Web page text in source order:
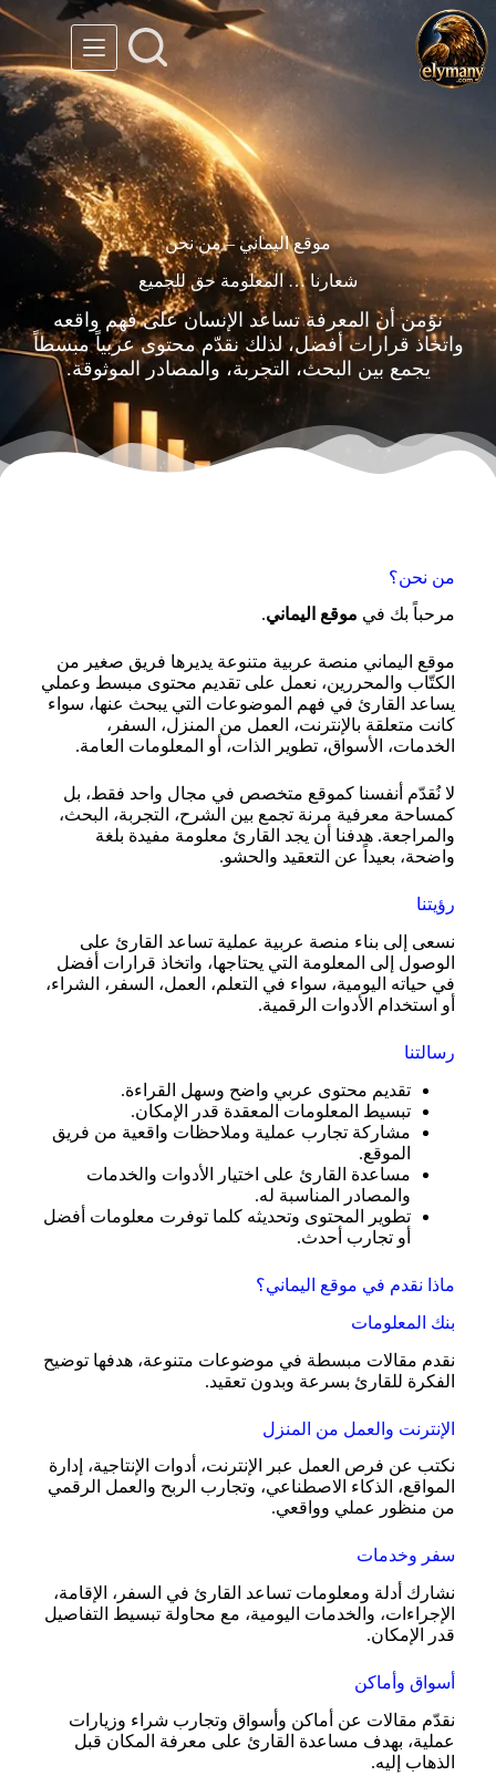
موقع اليماني – من نحن
شعارنا … المعلومة حق للجميع
نؤمن أن المعرفة تساعد الإنسان على فهم واقعه
واتخاذ قرارات أفضل، لذلك نقدّم محتوى عربياً مبسطاً
يجمع بين البحث، التجربة، والمصادر الموثوقة.
من نحن؟
مرحباً بك في موقع اليماني.
موقع اليماني منصة عربية متنوعة يديرها فريق صغير من
الكتّاب والمحررين، نعمل على تقديم محتوى مبسط وعملي
يساعد القارئ في فهم الموضوعات التي يبحث عنها، سواء
كانت متعلقة بالإنترنت، العمل من المنزل، السفر،
الخدمات، الأسواق، تطوير الذات، أو المعلومات العامة.
لا نُقدّم أنفسنا كموقع متخصص في مجال واحد فقط، بل
كمساحة معرفية مرنة تجمع بين الشرح، التجربة، البحث،
والمراجعة. هدفنا أن يجد القارئ معلومة مفيدة بلغة
واضحة، بعيداً عن التعقيد والحشو.
رؤيتنا
نسعى إلى بناء منصة عربية عملية تساعد القارئ على
الوصول إلى المعلومة التي يحتاجها، واتخاذ قرارات أفضل
في حياته اليومية، سواء في التعلم، العمل، السفر، الشراء،
أو استخدام الأدوات الرقمية.
رسالتنا
تقديم محتوى عربي واضح وسهل القراءة.
تبسيط المعلومات المعقدة قدر الإمكان.
مشاركة تجارب عملية وملاحظات واقعية من فريق
الموقع.
مساعدة القارئ على اختيار الأدوات والخدمات
والمصادر المناسبة له.
تطوير المحتوى وتحديثه كلما توفرت معلومات أفضل
أو تجارب أحدث.
ماذا نقدم في موقع اليماني؟
بنك المعلومات
نقدم مقالات مبسطة في موضوعات متنوعة، هدفها توضيح
الفكرة للقارئ بسرعة وبدون تعقيد.
الإنترنت والعمل من المنزل
نكتب عن فرص العمل عبر الإنترنت، أدوات الإنتاجية، إدارة
المواقع، الذكاء الاصطناعي، وتجارب الربح والعمل الرقمي
من منظور عملي وواقعي.
سفر وخدمات
نشارك أدلة ومعلومات تساعد القارئ في السفر، الإقامة،
الإجراءات، والخدمات اليومية، مع محاولة تبسيط التفاصيل
قدر الإمكان.
أسواق وأماكن
نقدّم مقالات عن أماكن وأسواق وتجارب شراء وزيارات
عملية، بهدف مساعدة القارئ على معرفة المكان قبل
الذهاب إليه.